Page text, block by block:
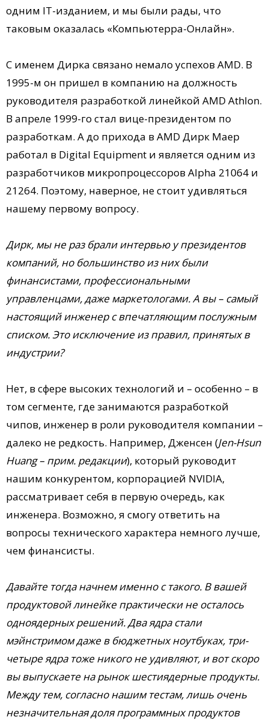
одним IT-изданием, и мы были рады, что
таковым оказалась «Компьютерра-Онлайн».
С именем Дирка связано немало успехов AMD. В
1995-м он пришел в компанию на должность
руководителя разработкой линейкой AMD Athlon.
В апреле 1999-го стал вице-президентом по
разработкам. А до прихода в AMD Дирк Маер
работал в Digital Equipment и является одним из
разработчиков микропроцессоров Alpha 21064 и
21264. Поэтому, наверное, не стоит удивляться
нашему первому вопросу.
Дирк, мы не раз брали интервью у президентов
компаний, но большинство из них были
финансистами, профессиональными
управленцами, даже маркетологами. А вы – самый
настоящий инженер с впечатляющим послужным
списком. Это исключение из правил, принятых в
индустрии?
Нет, в сфере высоких технологий и – особенно – в
том сегменте, где занимаются разработкой
чипов, инженер в роли руководителя компании –
далеко не редкость. Например, Дженсен (Jen-Hsun
Huang – прим. редакции), который руководит
нашим конкурентом, корпорацией NVIDIA,
рассматривает себя в первую очередь, как
инженера. Возможно, я смогу ответить на
вопросы технического характера немного лучше,
чем финансисты.
Давайте тогда начнем именно с такого. В вашей
продуктовой линейке практически не осталось
одноядерных решений. Два ядра стали
мэйнстримом даже в бюджетных ноутбуках, три-
четыре ядра тоже никого не удивляют, и вот скоро
вы выпускаете на рынок шестиядерные продукты.
Между тем, согласно нашим тестам, лишь очень
незначительная доля программных продуктов